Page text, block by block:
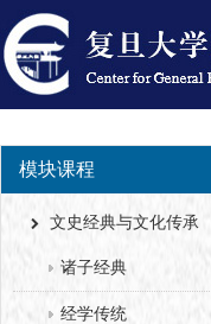
模块课程
文史经典与文化传承
诸子经典
经学传统